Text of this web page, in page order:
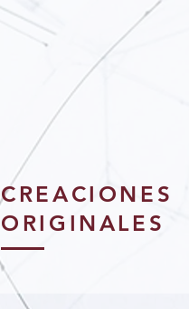
CREACIONES
ORIGINALES